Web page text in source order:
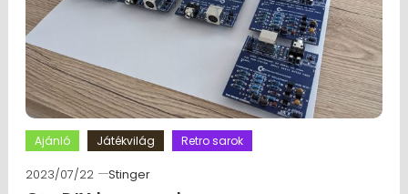
Ajánló Játékvilág Retro sarok
2023/07/22
Stinger